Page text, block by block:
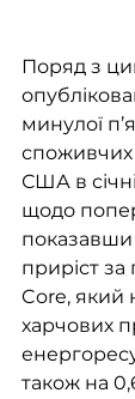
Поряд з
минулої
споживчих
США в
щодо
приріст за
Core, який
харчових
також на